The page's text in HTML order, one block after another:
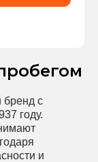
бренд с
году.
и